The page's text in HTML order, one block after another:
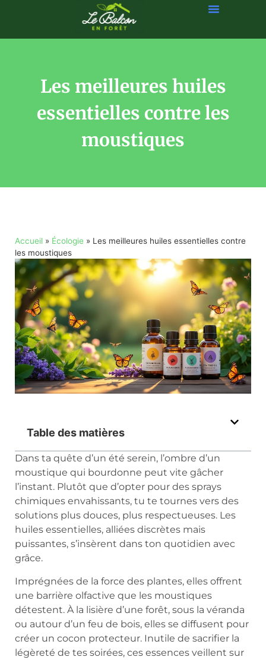
Les meilleures huiles
essentielles contre les
moustiques
Accueil » Écologie » Les meilleures huiles essentielles contre
les moustiques
Table des matières
Dans ta quête d’un été serein, l’ombre d’un
moustique qui bourdonne peut vite gâcher
l’instant. Plutôt que d’opter pour des sprays
chimiques envahissants, tu te tournes vers des
solutions plus douces, plus respectueuses. Les
huiles essentielles, alliées discrètes mais
puissantes, s’insèrent dans ton quotidien avec
grâce.
Imprégnées de la force des plantes, elles offrent
une barrière olfactive que les moustiques
détestent. À la lisière d’une forêt, sous la véranda
ou autour d’un feu de bois, elles se diffusent pour
créer un cocon protecteur. Inutile de sacrifier la
légèreté de tes soirées, ces essences veillent sur